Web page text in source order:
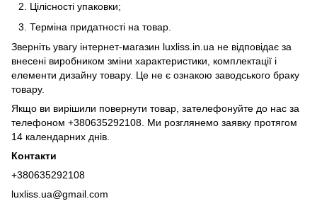
Цiлiсностi упаковки;
Термiна придатності на товар.
Зверніть увагу інтернет-магазин luxliss.in.ua не відповідає за
внесені виробником зміни характеристики, комплектації і
елементи дизайну товару. Це не є ознакою заводського браку
товару.
Якщо ви вирішили повернути товар, зателефонуйте до нас за
телефоном +380635292108. Ми розглянемо заявку протягом
14 календарних днів.
Контакти
+380635292108
luxliss.ua@gmail.com